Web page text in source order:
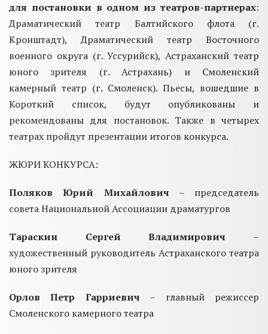
для постановки в одном из театров-партнерах:
Драматический театр Балтийского флота (г.
Кронштадт), Драматический театр Восточного
военного округа (г. Уссурийск), Астраханский театр
юного зрителя (г. Астрахань) и Смоленский
камерный театр (г. Смоленск). Пьесы, вошедшие в
Короткий список, будут опубликованы и
рекомендованы для постановок. Также в четырех
театрах пройдут презентации итогов конкурса.
ЖЮРИ КОНКУРСА:
Поляков Юрий Михайлович – председатель
совета Национальной Ассоциации драматургов
Тараскин Сергей Владимирович –
художественный руководитель Астраханского театра
юного зрителя
Орлов Петр Гарриевич – главный режиссер
Смоленского камерного театра